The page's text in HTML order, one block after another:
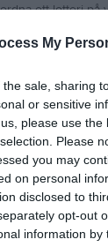
My
sale, sharing
or sensitive
please use the
Please
you may
on personal
disclosed to
opt-out
information by
0
fler nyheter